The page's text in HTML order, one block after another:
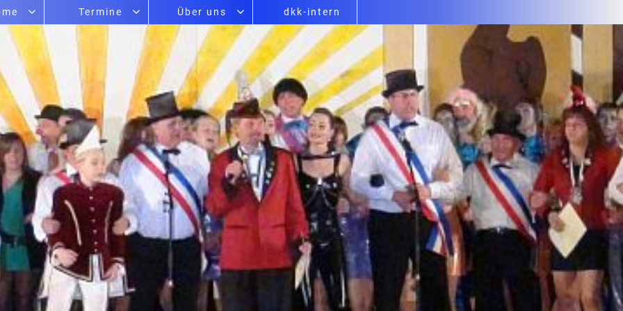
Termine Über uns dkk-intern